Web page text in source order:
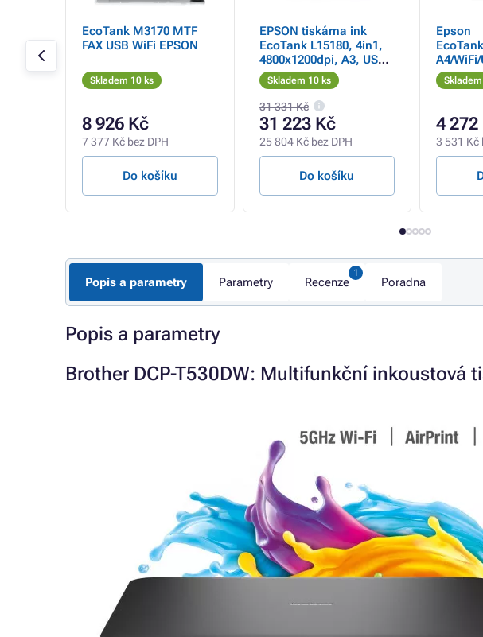
Ink/
EcoTank M3170 MTF
FAX USB WiFi EPSON
Skladem 10 ks
8 926 Kč
7 377 Kč bez DPH
Do košíku
EPSON tiskárna ink
EcoTank L15180, 4in1,
4800x1200dpi, A3, USB,
25PPM, 4ink, Záruka 5
let po registraci zdarma
Skladem 10 ks
31 331 Kč
31 223 Kč
25 804 Kč bez DPH
Do košíku
Epson
A4/WiFi/
4 272
3 531 Kč
Popis a parametry Parametry Recenze Poradna
Popis a parametry
Brother DCP-T530DW: Multifunkční inkoustová